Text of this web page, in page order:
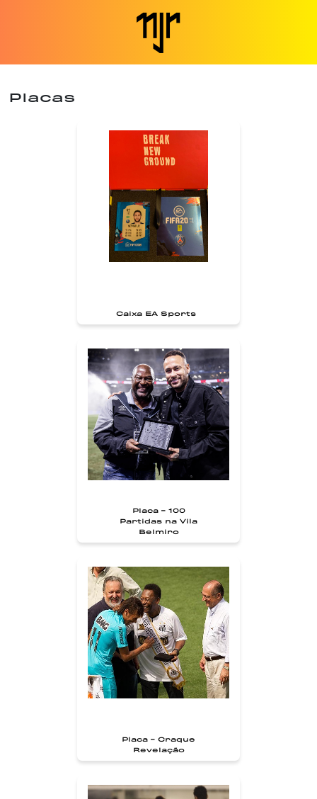
Placas
Caixa EA Sports
Placa - 100
Partidas na Vila
Belmiro
Placa - Craque
Revelação